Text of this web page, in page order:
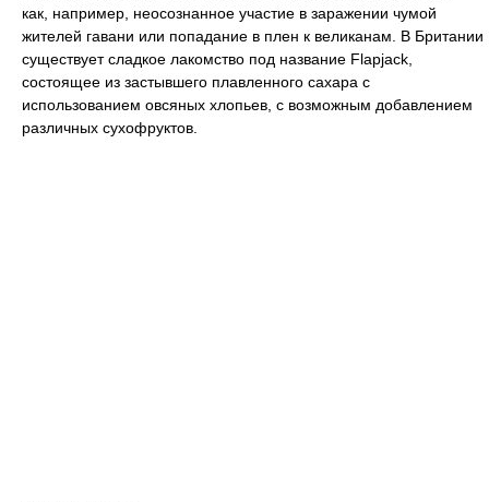
как, например, неосознанное участие в заражении чумой
жителей гавани или попадание в плен к великанам. В Британии
существует сладкое лакомство под название Flapjack,
состоящее из застывшего плавленного сахара с
использованием овсяных хлопьев, с возможным добавлением
различных сухофруктов.